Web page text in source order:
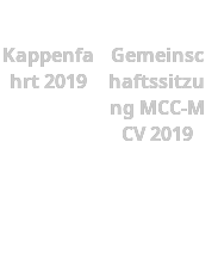
Kappenfa
hrt 2019
Gemeinsc
haftssitzu
ng MCC-M
CV 2019